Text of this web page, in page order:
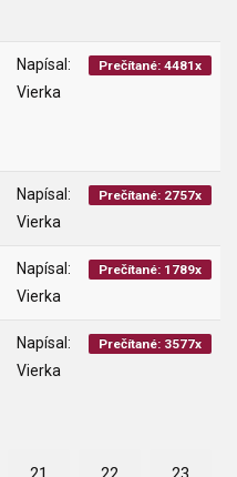
Napísal:
Vierka
Prečítané: 4481x
Napísal:
Vierka
Prečítané: 2757x
Napísal:
Vierka
Prečítané: 1789x
Napísal:
Vierka
Prečítané: 3577x